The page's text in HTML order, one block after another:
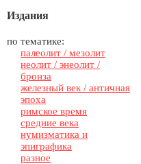
Издания
по тематике:
палеолит / мезолит
неолит / энеолит /
бронза
железный век / античная
эпоха
римское время
средние века
нумизматика и
эпиграфика
разное